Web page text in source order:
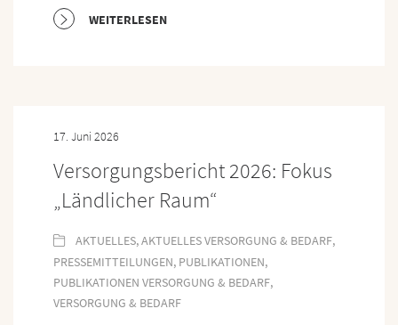
WEITERLESEN
17. Juni 2026
Versorgungsbericht 2026: Fokus
„Ländlicher Raum“
AKTUELLES,AKTUELLES VERSORGUNG & BEDARF,
PRESSEMITTEILUNGEN, PUBLIKATIONEN,
PUBLIKATIONEN VERSORGUNG & BEDARF,
VERSORGUNG & BEDARF